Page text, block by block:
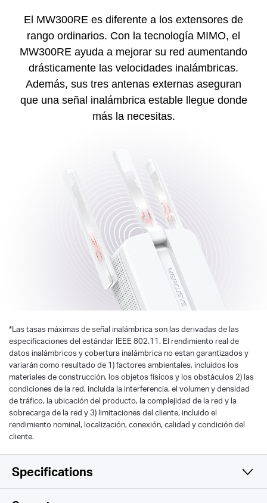
El MW300RE es diferente a los extensores de
rango ordinarios. Con la tecnología MIMO, el
MW300RE ayuda a mejorar su red aumentando
drásticamente las velocidades inalámbricas.
Además, sus tres antenas externas aseguran
que una señal inalámbrica estable llegue donde
más la necesitas.
*Las tasas máximas de señal inalámbrica son las derivadas de las
especificaciones del estándar IEEE 802.11. El rendimiento real de
datos inalámbricos y cobertura inalámbrica no estan garantizados y
variarán como resultado de 1) factores ambientales, incluidos los
materiales de construcción, los objetos físicos y los obstáculos 2) las
condiciones de la red, incluida la interferencia, el volumen y densidad
de tráfico, la ubicación del producto, la complejidad de la red y la
sobrecarga de la red y 3) limitaciones del cliente, incluido el
rendimiento nominal, localización, conexión, calidad y condición del
cliente.
Specifications